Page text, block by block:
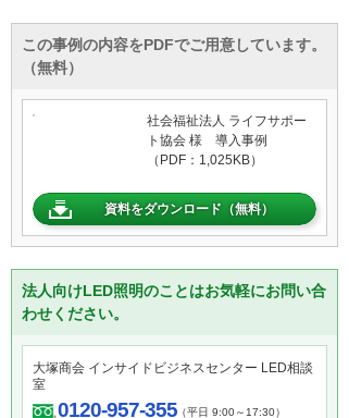
この事例の内容をPDFでご用意しています。
（無料）
社会福祉法人 ライフサポー
ト協会 様 導入事例
（PDF：1,025KB）
資料をダウンロード（無料）
法人向けLED照明のことはお気軽にお問い合
わせください。
大塚商会 インサイドビジネスセンター LED相談
室
0120-957-355（平日 9:00～17:30）